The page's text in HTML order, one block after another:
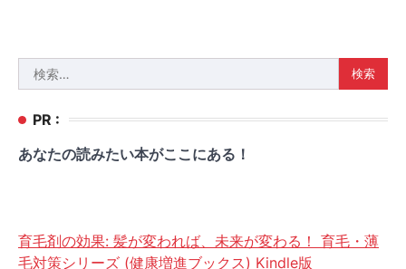
索:
PR :
あなたの読みたい本がここにある！
育毛剤の効果: 髪が変われば、未来が変わる！ 育毛・薄
毛対策シリーズ (健康増進ブックス) Kindle版